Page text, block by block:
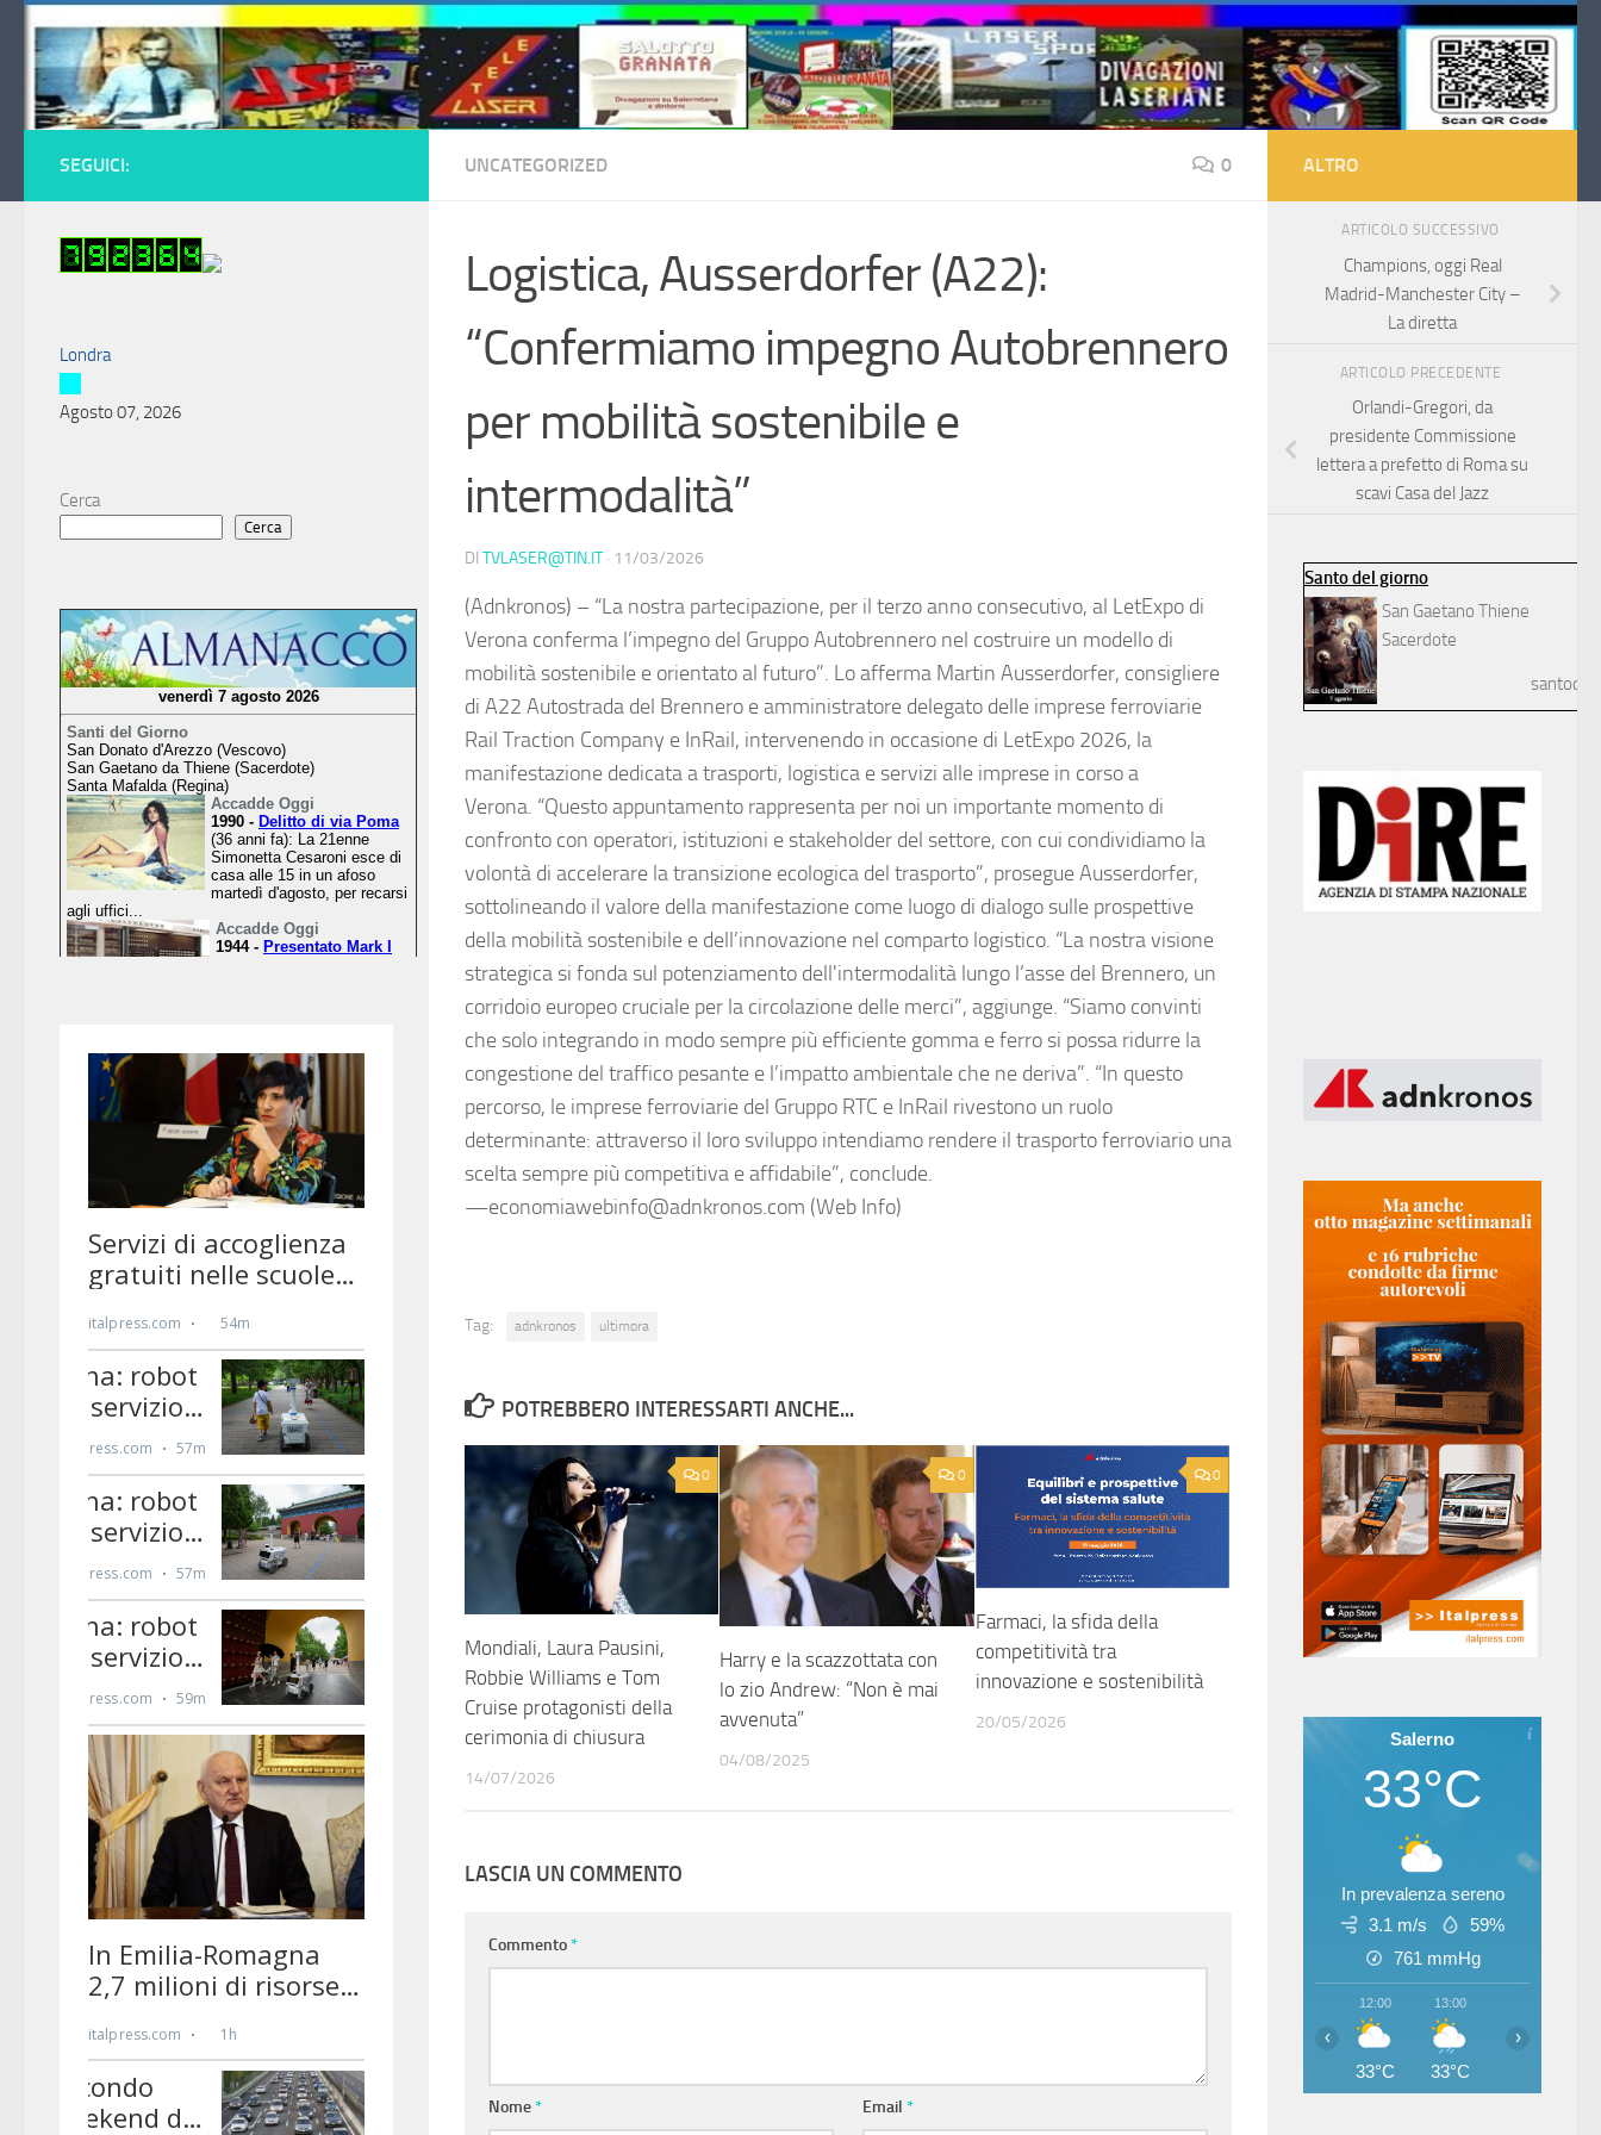
Salta al contenuto
UNCATEGORIZED 0
Logistica, Ausserdorfer (A22):
“Confermiamo impegno Autobrennero
per mobilità sostenibile e
intermodalità”
DI TVLASER@TIN.IT · 11/03/2026
(Adnkronos) – “La nostra partecipazione, per il terzo anno consecutivo, al LetExpo di
Verona conferma l’impegno del Gruppo Autobrennero nel costruire un modello di
mobilità sostenibile e orientato al futuro”. Lo afferma Martin Ausserdorfer, consigliere
di A22 Autostrada del Brennero e amministratore delegato delle imprese ferroviarie
Rail Traction Company e InRail, intervenendo in occasione di LetExpo 2026, la
manifestazione dedicata a trasporti, logistica e servizi alle imprese in corso a
Verona. “Questo appuntamento rappresenta per noi un importante momento di
confronto con operatori, istituzioni e stakeholder del settore, con cui condividiamo la
volontà di accelerare la transizione ecologica del trasporto”, prosegue Ausserdorfer,
sottolineando il valore della manifestazione come luogo di dialogo sulle prospettive
della mobilità sostenibile e dell’innovazione nel comparto logistico. “La nostra visione
strategica si fonda sul potenziamento dell'intermodalità lungo l’asse del Brennero, un
corridoio europeo cruciale per la circolazione delle merci”, aggiunge. “Siamo convinti
che solo integrando in modo sempre più efficiente gomma e ferro si possa ridurre la
congestione del traffico pesante e l’impatto ambientale che ne deriva”. “In questo
percorso, le imprese ferroviarie del Gruppo RTC e InRail rivestono un ruolo
determinante: attraverso il loro sviluppo intendiamo rendere il trasporto ferroviario una
scelta sempre più competitiva e affidabile”, conclude.
—economiawebinfo@adnkronos.com (Web Info)
Tag: adnkronos ultimora
POTREBBERO INTERESSARTI ANCHE...
0
Mondiali, Laura Pausini,
Robbie Williams e Tom
Cruise protagonisti della
cerimonia di chiusura
14/07/2026
0
Harry e la scazzottata con
lo zio Andrew: “Non è mai
avvenuta”
04/08/2025
0
Farmaci, la sfida della
competitività tra
innovazione e sostenibilità
20/05/2026
LASCIA UN COMMENTO
Commento*
Nome* Email*
SEGUICI:
Londra
Agosto 07, 2026
Cerca
Cerca
ALTRO
ARTICOLO SUCCESSIVO
Champions, oggi Real
Madrid-Manchester City –
La diretta
ARTICOLO PRECEDENTE
Orlandi-Gregori, da
presidente Commissione
lettera a prefetto di Roma su
scavi Casa del Jazz
Santo del giorno
San Gaetano Thiene
Sacerdote
Salerno
33°C
In prevalenza sereno
3.1 m/s
59%
761 mmHg
12:00
33°C
13:00
33°C
‹ ›